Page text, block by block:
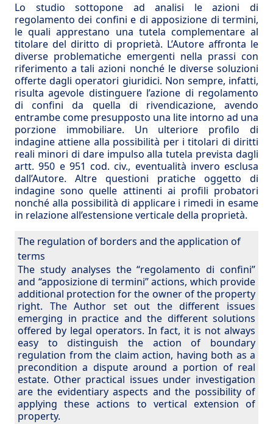
Lo studio sottopone ad analisi le azioni di
regolamento dei confini e di apposizione di termini,
le quali apprestano una tutela complementare al
titolare del diritto di proprietà. L’Autore affronta le
diverse problematiche emergenti nella prassi con
riferimento a tali azioni nonché le diverse soluzioni
offerte dagli operatori giuridici. Non sempre, infatti,
risulta agevole distinguere l’azione di regolamento
di confini da quella di rivendicazione, avendo
entrambe come presupposto una lite intorno ad una
porzione immobiliare. Un ulteriore profilo di
indagine attiene alla possibilità per i titolari di diritti
reali minori di dare impulso alla tutela prevista dagli
artt. 950 e 951 cod. civ., eventualità invero esclusa
dall’Autore. Altre questioni pratiche oggetto di
indagine sono quelle attinenti ai profili probatori
nonché alla possibilità di applicare i rimedi in esame
in relazione all’estensione verticale della proprietà.
The regulation of borders and the application of
terms
The study analyses the “regolamento di confini”
and “apposizione di termini” actions, which provide
additional protection for the owner of the property
right. The Author set out the different issues
emerging in practice and the different solutions
offered by legal operators. In fact, it is not always
easy to distinguish the action of boundary
regulation from the claim action, having both as a
precondition a dispute around a portion of real
estate. Other practical issues under investigation
are the evidentiary aspects and the possibility of
applying these actions to vertical extension of
property.